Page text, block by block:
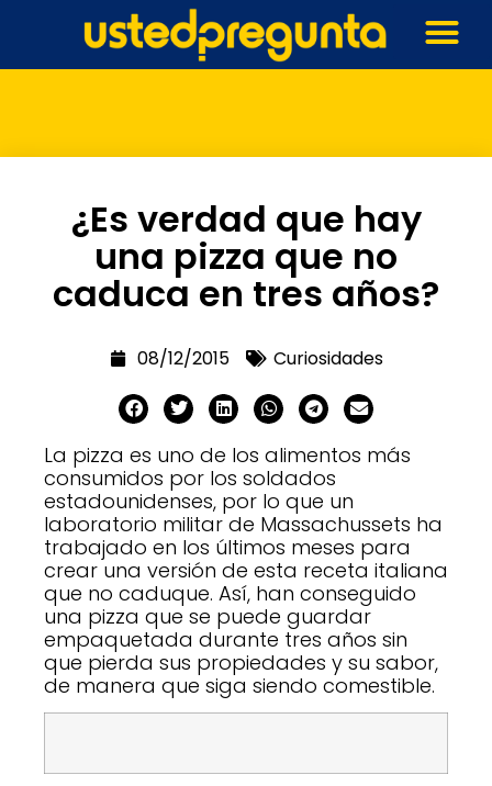
¿Es verdad que hay
una pizza que no
caduca en tres años?
08/12/2015 Curiosidades
La pizza es uno de los alimentos más
consumidos por los soldados
estadounidenses, por lo que un
laboratorio militar de Massachussets ha
trabajado en los últimos meses para
crear una versión de esta receta italiana
que no caduque. Así, han conseguido
una pizza que se puede guardar
empaquetada durante tres años sin
que pierda sus propiedades y su sabor,
de manera que siga siendo comestible.